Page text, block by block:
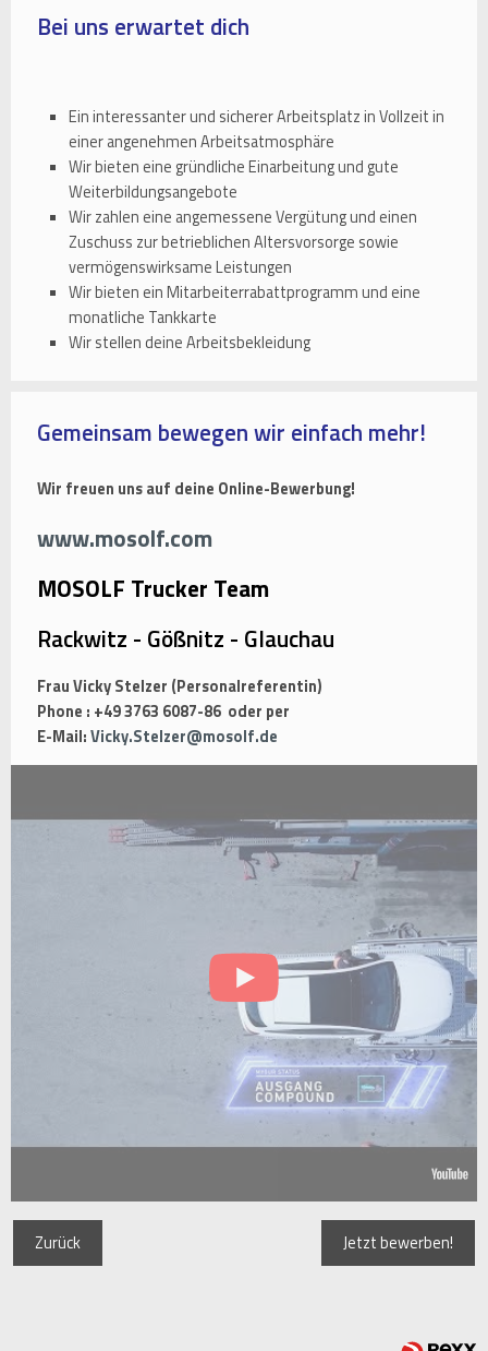
Bei uns erwartet dich
Ein interessanter und sicherer Arbeitsplatz in Vollzeit in
einer angenehmen Arbeitsatmosphäre
Wir bieten eine gründliche Einarbeitung und gute
Weiterbildungsangebote
Wir zahlen eine angemessene Vergütung und einen
Zuschuss zur betrieblichen Altersvorsorge sowie
vermögenswirksame Leistungen
Wir bieten ein Mitarbeiterrabattprogramm und eine
monatliche Tankkarte
Wir stellen deine Arbeitsbekleidung
Gemeinsam bewegen wir einfach mehr!
Wir freuen uns auf deine Online-Bewerbung!
www.mosolf.com
MOSOLF Trucker Team
Rackwitz - Gößnitz - Glauchau
Frau Vicky Stelzer (Personalreferentin)
Phone : +49 3763 6087-86 oder per
E-Mail:Vicky.Stelzer@mosolf.de
Zurück Jetzt bewerben!